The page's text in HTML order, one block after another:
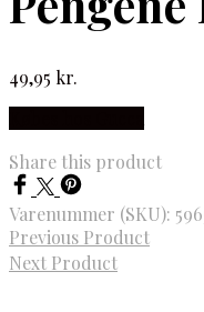
49,95 kr.
Share this product
Varenummer (SKU):
Previous Product
Next Product